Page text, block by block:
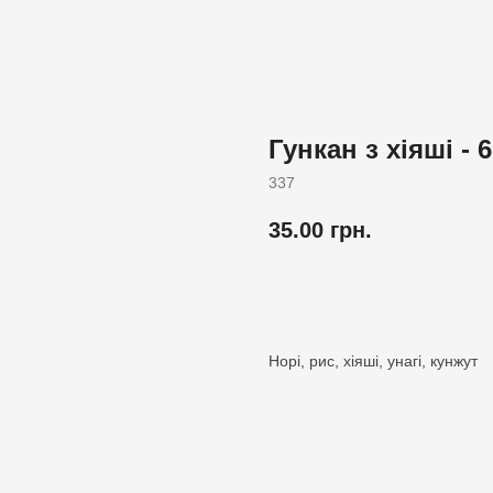
Гункан з хіяші -
337
35.00 грн.
Норі, рис, хіяші, унагі, кунжут